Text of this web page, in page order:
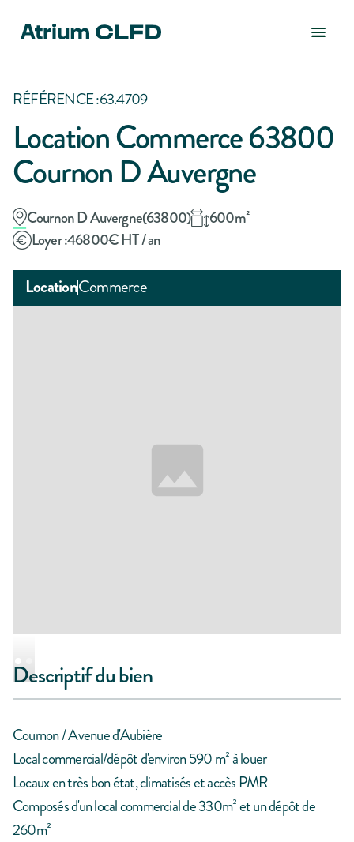
RÉFÉRENCE :63.4709
Location Commerce 63800
Cournon D Auvergne
Cournon D Auvergne(63800) 600m²
Loyer :46800€ HT / an
LocationCommerce
Descriptif du bien
Cournon / Avenue d'Aubière
Local commercial/dépôt d'environ 590 m² à louer
Locaux en très bon état, climatisés et accès PMR
Composés d'un local commercial de 330m² et un dépôt de
260m²